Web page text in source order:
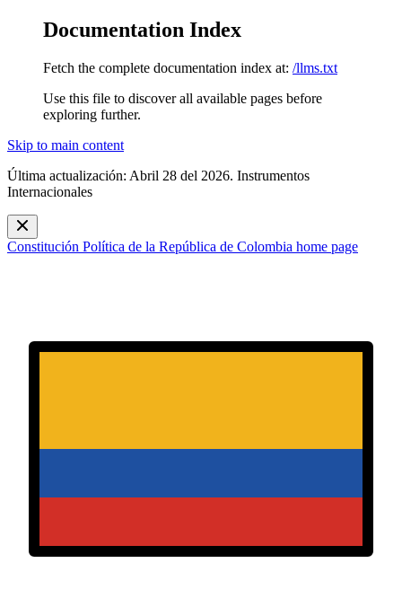
Documentation Index
Fetch the complete documentation index at: /llms.txt
Use this file to discover all available pages before
exploring further.
Skip to main content
Última actualización: Abril 28 del 2026. Instrumentos
Internacionales
Constitución Política de la República de Colombia home page